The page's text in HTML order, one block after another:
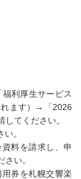
利厚生サービス
れます）→「2026
てください。
。
料を請求し、申
い。
券を札幌交響楽